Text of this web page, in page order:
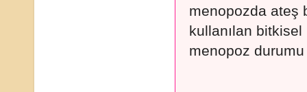
menopozda ateş
kullanılan
menopoz